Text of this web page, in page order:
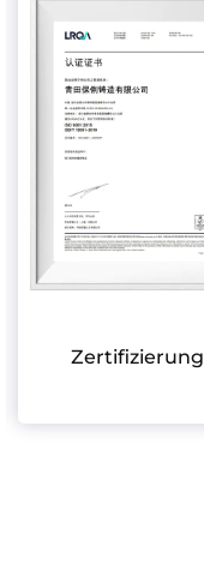
Zertifizierung